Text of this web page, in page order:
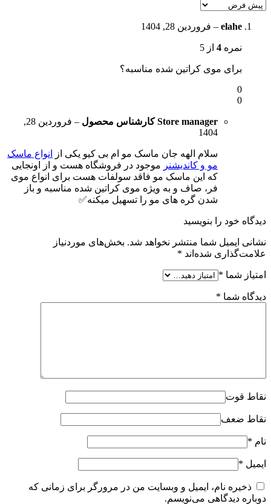
elahe
– فروردین 28, 1404
نمره 4 از 5
برای موی کراتین شده مناسبه؟
0
0
Store manager کارشناس محصول –
فروردین 28,
1404
سلام الهه جان ماسک مو ام بی کیو یکی از
انواع ماسک
مو و کاندیشنر موجود در فروشگاه هست و از اونجایی
که این ماسک مو فاقد سولفات هست برای انواع موی
فر، صاف و به ویژه موی کراتین شده مناسبه و باز
شدن گره های مو را تسهیل میکنه✅
دیدگاه خود را بنویسید
نشانی ایمیل شما منتشر نخواهد شد. بخش‌های موردنیاز
علامت‌گذاری شده‌اند *
امتیاز شما *
دیدگاه شما *
نقاط قوت
نقاط ضعف
نام *
ایمیل *
ذخیره نام، ایمیل و وبسایت من در مرورگر برای زمانی که
دوباره دیدگاهی می‌نویسم.